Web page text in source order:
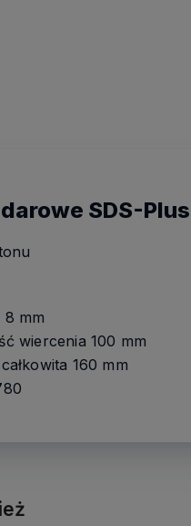
SDS-
8 mm
wiercenia 100 mm
160 mm